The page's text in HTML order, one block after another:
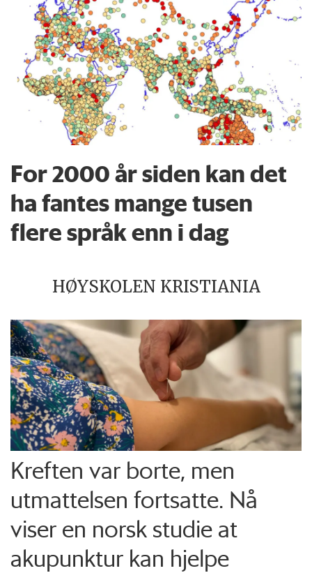
For 2000 år siden kan det
ha fantes mange tusen
flere språk enn i dag
HØYSKOLEN KRISTIANIA
Kreften var borte, men
utmattelsen fortsatte. Nå
viser en norsk studie at
akupunktur kan hjelpe